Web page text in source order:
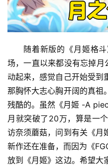
随着新版的《月姬格
场，一直以来都没有忘掉月
动起来，感觉自己开始受到
那胸怀大志心胸开阔的真祖
残酷的。虽然《月姬 -A
月就突破了20万，算是一
访奈须蘑菇，问到有关《月
新作还在准备，而因为《
放到《月姬》这边。希望大